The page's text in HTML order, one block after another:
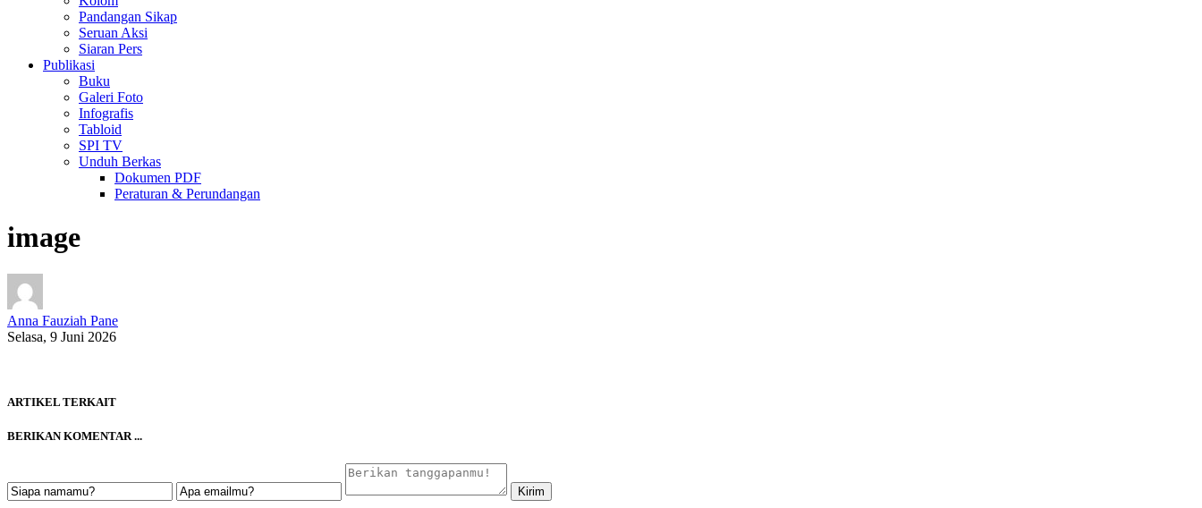
Pandangan Sikap
Seruan Aksi
Siaran Pers
Publikasi
Buku
Galeri Foto
Infografis
Tabloid
SPI TV
Unduh Berkas
Dokumen PDF
Peraturan & Perundangan
image
Anna Fauziah Pane
Selasa, 9 Juni 2026
ARTIKEL TERKAIT
BERIKAN KOMENTAR ...